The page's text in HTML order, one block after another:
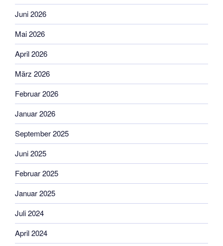
Juni 2026
Mai 2026
April 2026
März 2026
Februar 2026
Januar 2026
September 2025
Juni 2025
Februar 2025
Januar 2025
Juli 2024
April 2024